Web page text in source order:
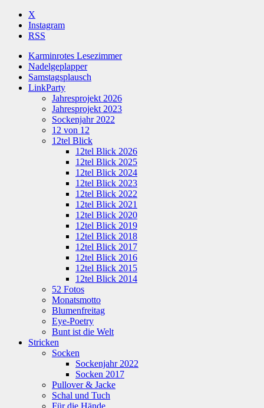
X
Instagram
RSS
Karminrotes Lesezimmer
Nadelgeplapper
Samstagsplausch
LinkParty
Jahresprojekt 2026
Jahresprojekt 2023
Sockenjahr 2022
12 von 12
12tel Blick
12tel Blick 2026
12tel Blick 2025
12tel Blick 2024
12tel Blick 2023
12tel Blick 2022
12tel Blick 2021
12tel Blick 2020
12tel Blick 2019
12tel Blick 2018
12tel Blick 2017
12tel Blick 2016
12tel Blick 2015
12tel Blick 2014
52 Fotos
Monatsmotto
Blumenfreitag
Eye-Poetry
Bunt ist die Welt
Stricken
Socken
Sockenjahr 2022
Socken 2017
Pullover & Jacke
Schal und Tuch
Für die Hände